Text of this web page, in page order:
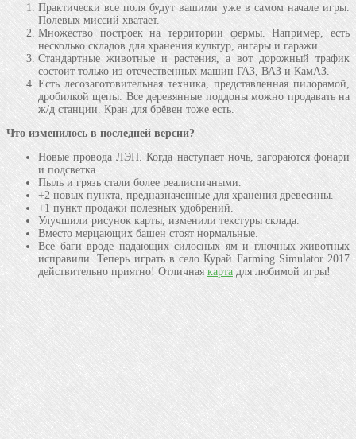
Практически все поля будут вашими уже в самом начале игры.
Полевых миссий хватает.
Множество построек на территории фермы. Например, есть
несколько складов для хранения культур, ангары и гаражи.
Стандартные животные и растения, а вот дорожный трафик
состоит только из отечественных машин ГАЗ, ВАЗ и КамАЗ.
Есть лесозаготовительная техника, представленная пилорамой,
дробилкой щепы. Все деревянные поддоны можно продавать на
ж/д станции. Кран для брёвен тоже есть.
Что изменилось в последней версии?
Новые провода ЛЭП. Когда наступает ночь, загораются фонари
и подсветка.
Пыль и грязь стали более реалистичными.
+2 новых пункта, предназначенные для хранения древесины.
+1 пункт продажи полезных удобрений.
Улучшили рисунок карты, изменили текстуры склада.
Вместо мерцающих башен стоят нормальные.
Все баги вроде падающих силосных ям и глючных животных
исправили. Теперь играть в село Курай Farming Simulator 2017
действительно приятно! Отличнаякартадля любимой игры!